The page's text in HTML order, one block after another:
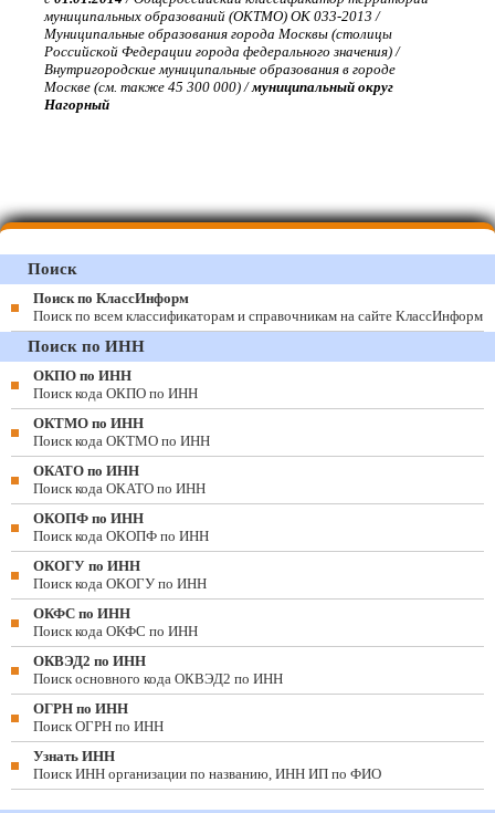
муниципальных образований (ОКТМО) ОК 033-2013 /
Муниципальные образования города Москвы (столицы
Российской Федерации города федерального значения) /
Внутригородские муниципальные образования в городе
Москве (см. также 45 300 000) / муниципальный округ
Нагорный
Поиск
Поиск по КлассИнформ
Поиск по всем классификаторам и справочникам на сайте КлассИнформ
Поиск по ИНН
ОКПО по ИНН
Поиск кода ОКПО по ИНН
ОКТМО по ИНН
Поиск кода ОКТМО по ИНН
ОКАТО по ИНН
Поиск кода ОКАТО по ИНН
ОКОПФ по ИНН
Поиск кода ОКОПФ по ИНН
ОКОГУ по ИНН
Поиск кода ОКОГУ по ИНН
ОКФС по ИНН
Поиск кода ОКФС по ИНН
ОКВЭД2 по ИНН
Поиск основного кода ОКВЭД2 по ИНН
ОГРН по ИНН
Поиск ОГРН по ИНН
Узнать ИНН
Поиск ИНН организации по названию, ИНН ИП по ФИО